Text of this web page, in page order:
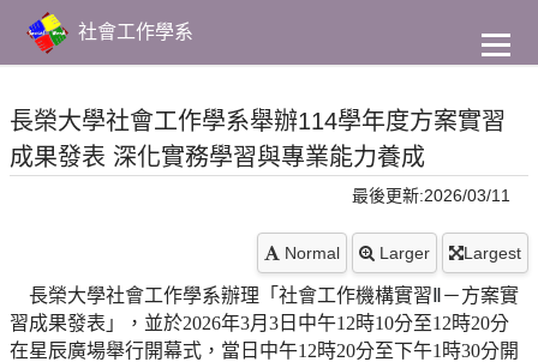
主
要
容
社會工作學系
長榮大學社會工作學系舉辦114學年度方案實習
成果發表 深化實務學習與專業能力養成
最後更新:2026/03/11
Normal Larger Largest
長榮大學社會工作學系辦理「社會工作機構實習
－方案實
習成果發表」，並於2026年3月3日中午12時10分至12時20分
在星辰廣場舉行開幕式，當日中午12時20分至下午1時30分開